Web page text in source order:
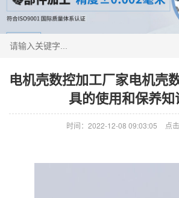
电机壳数控加工厂家电机壳
具的使用和保养知
时间：2022-12-08 09:03:05 点击